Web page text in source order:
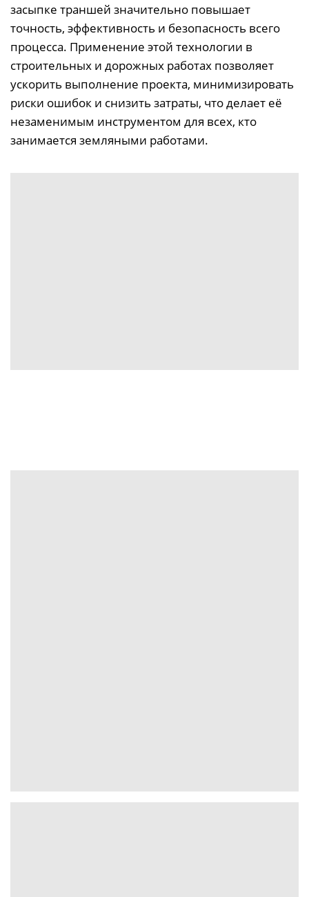
засыпке траншей значительно повышает
точность, эффективность и безопасность всего
процесса. Применение этой технологии в
строительных и дорожных работах позволяет
ускорить выполнение проекта, минимизировать
риски ошибок и снизить затраты, что делает её
незаменимым инструментом для всех, кто
занимается земляными работами.